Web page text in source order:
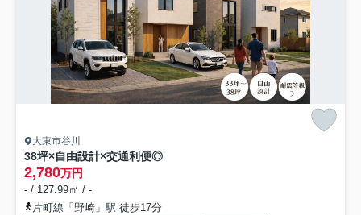
大東市谷川
38坪×自由設計×交通利便◎
2,780万円
- / 127.99㎡ / -
片町線「野崎」駅 徒歩17分